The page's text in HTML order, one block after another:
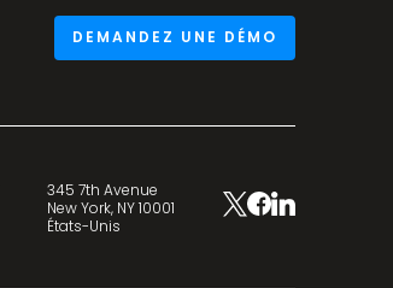
DEMANDEZ UNE DÉMO
345 7th Avenue
New York, NY 10001
États-Unis